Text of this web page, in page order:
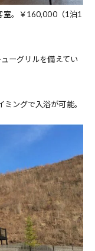
室。￥160,000（1泊1
ーグリルを備えてい
ングで入浴が可能。